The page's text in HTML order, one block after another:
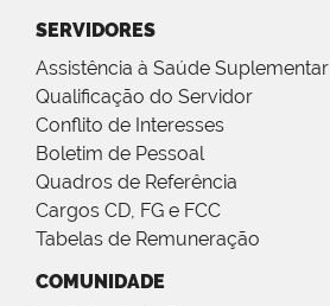
SERVIDORES
Assistência à Saúde Suplementar
Qualificação do Servidor
Conflito de Interesses
Boletim de Pessoal
Quadros de Referência
Cargos CD, FG e FCC
Tabelas de Remuneração
COMUNIDADE